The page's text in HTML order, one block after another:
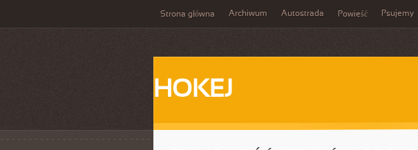
Strona główna Archiwum Autostrada Powieść Psujemy
HOKEJ